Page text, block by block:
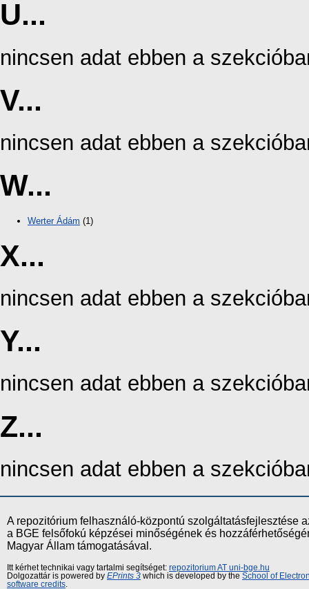
U...
nincsen adat ebben a
V...
nincsen adat ebben a
W...
Werter Ádám (1)
X...
nincsen adat ebben a
Y...
nincsen adat ebben a
Z...
nincsen adat ebben a
A repozitórium felhasználó-központú szolgáltatásfejlesztése
a BGE felsőfokú képzései minőségének és
Magyar Állam támogatásával.
Itt kérhet technikai vagy tartalmi segítséget: repozitorium AT uni-bge.hu
Dolgozattár is powered by EPrints 3 which is developed by the School of
software credits